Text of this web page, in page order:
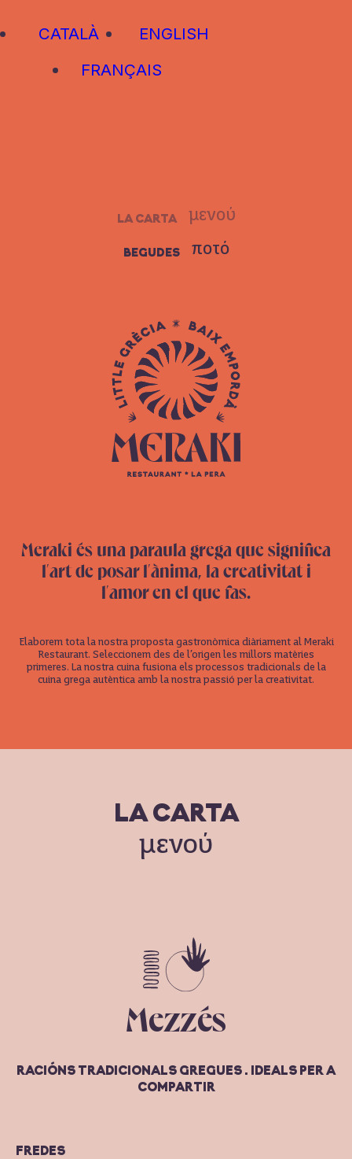
CATALÀ
ENGLISH
FRANÇAIS
LA CARTA μενού
BEGUDES ποτό
Meraki és una paraula grega que significa
l’art de posar l’ànima, la creativitat i
l’amor en el que fas.
Elaborem tota la nostra proposta gastronòmica diàriament al Meraki
Restaurant. Seleccionem des de l’origen les millors matèries
primeres. La nostra cuina fusiona els processos tradicionals de la
cuina grega autèntica amb la nostra passió per la creativitat.
LA CARTA
μενού
Mezzés
RACIÓNS TRADICIONALS GREGUES . IDEALS PER A
COMPARTIR
FREDES